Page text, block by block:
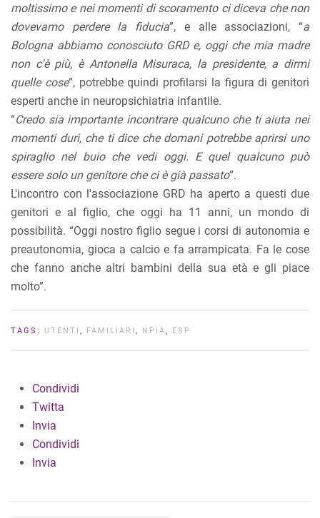
moltissimo e nei momenti di scoramento ci diceva che non
dovevamo perdere la fiducia”, e alle associazioni, “a
Bologna abbiamo conosciuto GRD e, oggi che mia madre
non c'è più, è Antonella Misuraca, la presidente, a dirmi
quelle cose”, potrebbe quindi profilarsi la figura di genitori
esperti anche in neuropsichiatria infantile.
“Credo sia importante incontrare qualcuno che ti aiuta nei
momenti duri, che ti dice che domani potrebbe aprirsi uno
spiraglio nel buio che vedi oggi. E quel qualcuno può
essere solo un genitore che ci è già passato”.
L'incontro con l'associazione GRD ha aperto a questi due
genitori e al figlio, che oggi ha 11 anni, un mondo di
possibilità. “Oggi nostro figlio segue i corsi di autonomia e
preautonomia, gioca a calcio e fa arrampicata. Fa le cose
che fanno anche altri bambini della sua età e gli piace
molto”.
TAGS: UTENTI , FAMILIARI , NPIA, ESP
Condividi
Twitta
Invia
Condividi
Invia